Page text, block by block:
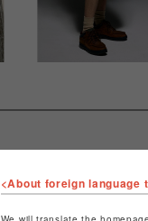
<About foreign language